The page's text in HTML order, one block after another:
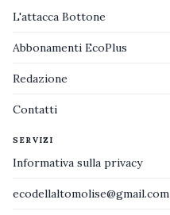
L'attacca Bottone
Abbonamenti EcoPlus
Redazione
Contatti
SERVIZI
Informativa sulla privacy
ecodellaltomolise@gmail.com